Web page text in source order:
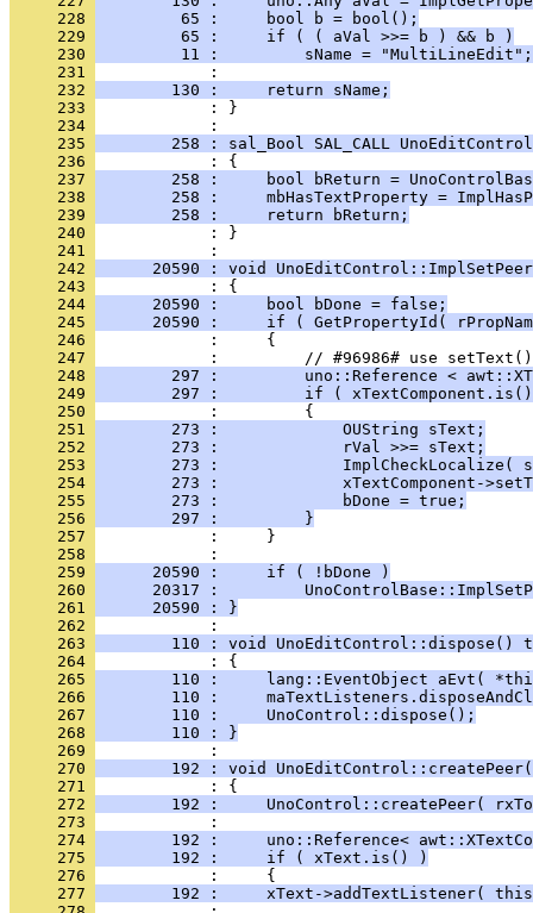
     228
         65 :     bool b = bool();
     229
         65 :     if ( ( aVal >>= b ) && b )
     230
         11 :         sName = "MultiLineEdit";
     231
     232
        130 :     return sName;
     233
            : }
     234
     235
258 : sal_Bool SAL_CALL
     236
     237
258 :     bool bReturn =
     238
258 :     mbHasTextProperty =
     239
        258 :     return bReturn;
     240
            : }
     241
     242
20590 : void
     243
     244
      20590 :     bool bDone = false;
     245
20590 :     if ( GetPropertyId(
     246
     247
     248
297 :         uno::Reference <
     249
297 :         if (
     250
     251
        273 :             OUString sText;
     252
        273 :             rVal >>= sText;
     253
273 :             ImplCheckLocalize(
     254
273 :             xTextComponent-
     255
        273 :             bDone = true;
     256
        297 :         }
     257
     258
     259
      20590 :     if ( !bDone )
     260
20317 :
     261
      20590 : }
     262
     263
110 : void UnoEditControl::dispose()
     264
     265
110 :     lang::EventObject aEvt(
     266
110 :
     267
        110 :     UnoControl::dispose();
     268
        110 : }
     269
     270
192 : void
     271
     272
192 :     UnoControl::createPeer(
     273
     274
192 :     uno::Reference<
     275
        192 :     if ( xText.is() )
     276
     277
192 :     xText->addTextListener(